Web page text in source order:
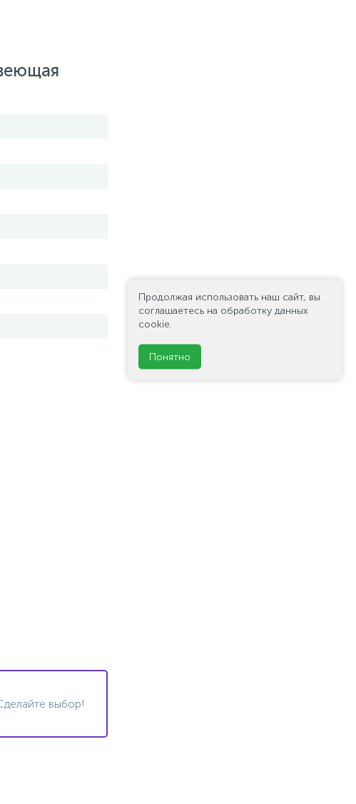
выбор!
Продолжая использовать наш сайт, вы
соглашаетесь на обработку данных
cookie.
Понятно